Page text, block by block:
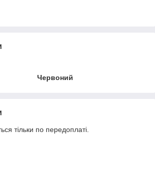
Червоний
тільки по передоплаті.